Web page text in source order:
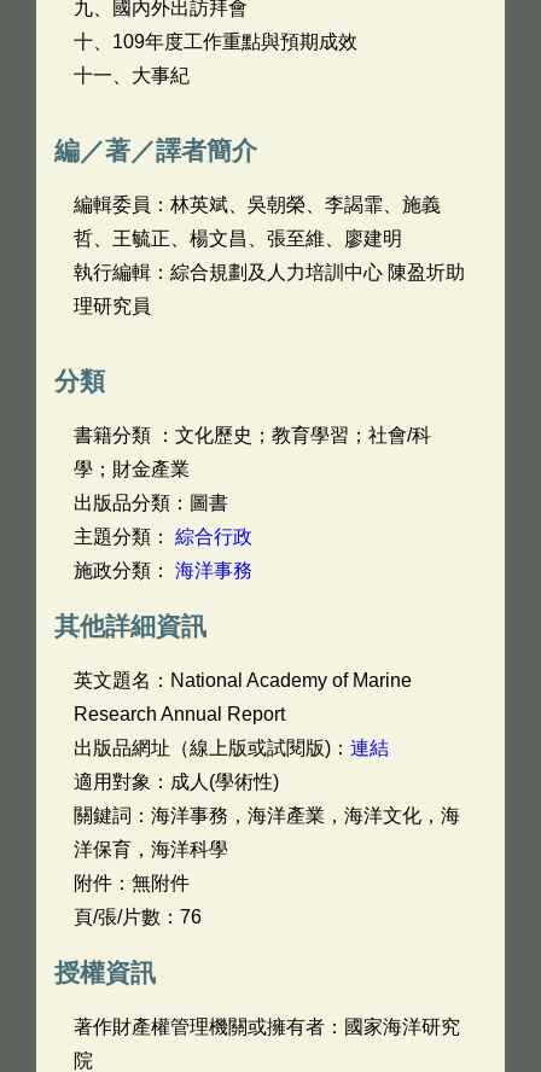
九、國內外出訪拜會
十、109年度工作重點與預期成效
十一、大事紀
編／著／譯者簡介
編輯委員：林英斌、吳朝榮、李謁霏、施義
哲、王毓正、楊文昌、張至維、廖建明
執行編輯：綜合規劃及人力培訓中心 陳盈圻助
理研究員
分類
書籍分類 ：文化歷史；教育學習；社會/科
學；財金產業
出版品分類：圖書
主題分類： 綜合行政
施政分類： 海洋事務
其他詳細資訊
英文題名： National Academy of Marine
Research Annual Report
出版品網址（線上版或試閱版)： 連結
適用對象：成人(學術性)
關鍵詞：海洋事務，海洋產業，海洋文化，海
洋保育，海洋科學
附件：無附件
頁/張/片數：76
授權資訊
著作財產權管理機關或擁有者：國家海洋研究
院